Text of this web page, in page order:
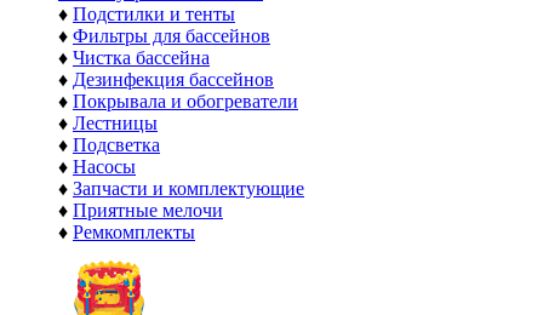
♦ Подстилки и тенты
♦ Фильтры для бассейнов
♦ Чистка бассейна
♦ Дезинфекция бассейнов
♦ Покрывала и обогреватели
♦ Лестницы
♦ Подсветка
♦ Насосы
♦ Запчасти и комплектующие
♦ Приятные мелочи
♦ Ремкомплекты